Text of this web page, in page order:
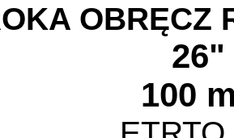
OBRĘCZ
26"
100